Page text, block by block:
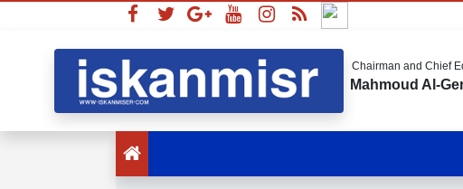
Chairman and Chief
Mahmoud Al-